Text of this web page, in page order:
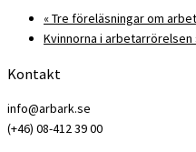
«Tre föreläsningar om
Kvinnorna i arbetarrörelsen
Kontakt
info@arbark.se
(+46) 08-412 39 00